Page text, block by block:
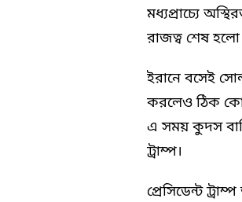
মধ্যপ্রাচ্যে
রাজত্ব শেষ
ইরানে বসেই
করলেও ঠিক
এ সময় কুদস
ট্রাম্প।
প্রেসিডেন্ট